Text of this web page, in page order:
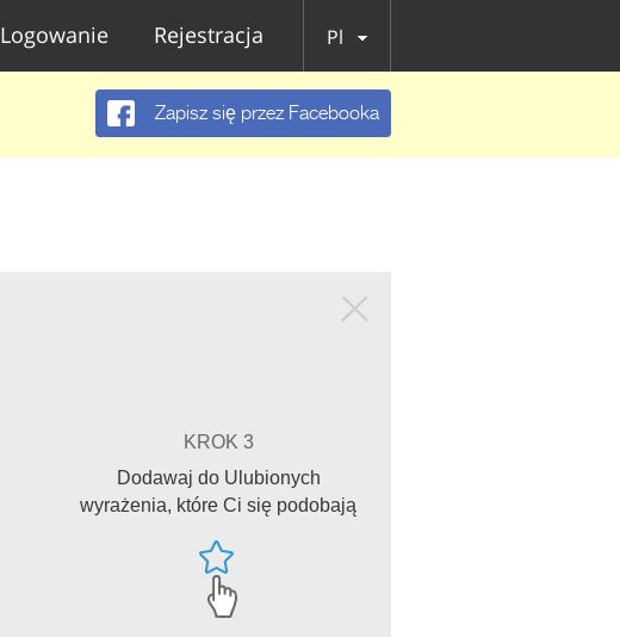
Logowanie Rejestracja Pl
Zapisz się przez Facebooka
KROK 3
Dodawaj do Ulubionych
wyrażenia, które Ci się podobają